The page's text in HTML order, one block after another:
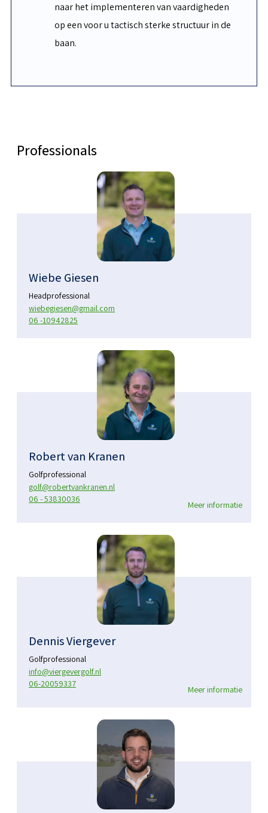
naar het implementeren van vaardigheden
op een voor u tactisch sterke structuur in de
baan.
Professionals
Wiebe Giesen
Headprofessional
wiebegiesen@gmail.com
06 -10942825
Robert van Kranen
Golfprofessional
golf@robertvankranen.nl
06 - 53830036
Meer informatie
Dennis Viergever
Golfprofessional
info@viergevergolf.nl
06-20059337
Meer informatie